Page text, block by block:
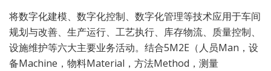
将数字化建模、数字化控制、数字化管理等技术应用于车间
规划与改善、生产运行、工艺执行、库存物流、质量控制、
设施维护等六大主要业务活动。结合5M2E（人员Man，设
备Machine，物料Material，方法Method，测量